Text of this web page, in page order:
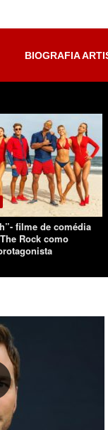
– série seguirá
BIOGRAFIA
filme de comédia
Rock como